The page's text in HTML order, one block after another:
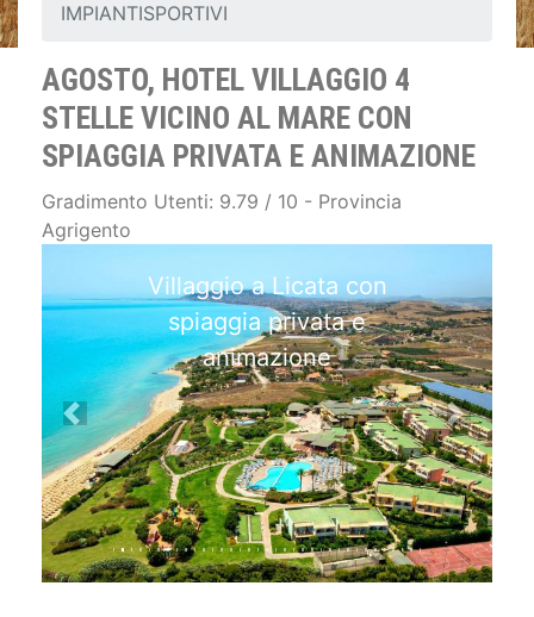
IMPIANTISPORTIVI
AGOSTO, HOTEL VILLAGGIO 4
STELLE VICINO AL MARE CON
SPIAGGIA PRIVATA E ANIMAZIONE
Gradimento Utenti: 9.79 / 10 - Provincia
Agrigento
Villaggio a Licata con
spiaggia privata e
animazione
Previous Next